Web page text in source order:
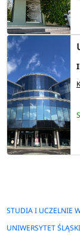
STUDIA I UCZELNIE
UNIWERSYTET